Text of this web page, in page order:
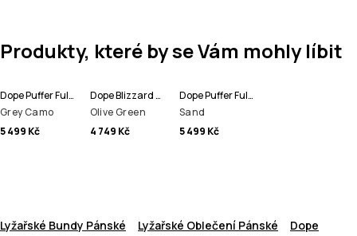
Produkty, které by se Vám mohly líbit
Dope Puffer Full Zip Lyžařská Bunda Pánské
Grey Camo
5 499 Kč
Dope Blizzard Bunda na Snowboard Pánské
Olive Green
4 749 Kč
Dope Puffer Full Zip Lyžařská Bunda Pánské
Sand
5 499 Kč
Lyžařské Bundy Pánské Lyžařské Oblečení Pánské Dope